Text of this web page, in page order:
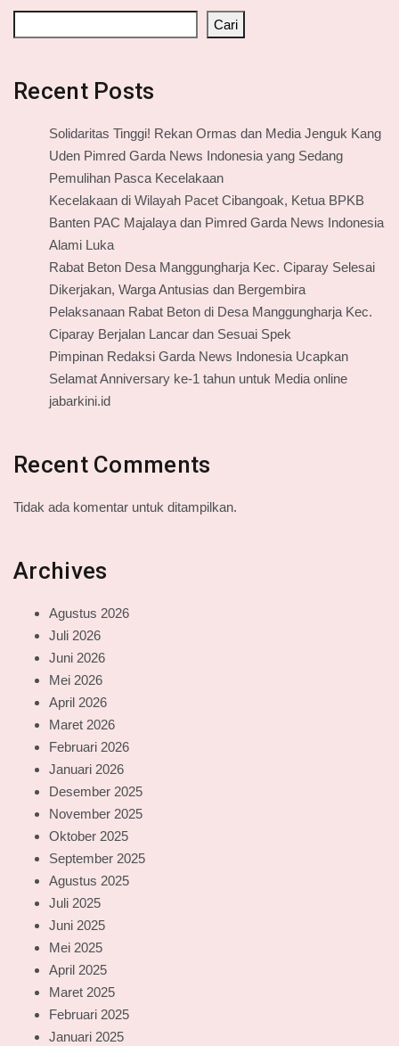
Cari
Recent Posts
Solidaritas Tinggi! Rekan Ormas dan Media Jenguk Kang
Uden Pimred Garda News Indonesia yang Sedang
Pemulihan Pasca Kecelakaan
Kecelakaan di Wilayah Pacet Cibangoak, Ketua BPKB
Banten PAC Majalaya dan Pimred Garda News Indonesia
Alami Luka
Rabat Beton Desa Manggungharja Kec. Ciparay Selesai
Dikerjakan, Warga Antusias dan Bergembira
Pelaksanaan Rabat Beton di Desa Manggungharja Kec.
Ciparay Berjalan Lancar dan Sesuai Spek
Pimpinan Redaksi Garda News Indonesia Ucapkan
Selamat Anniversary ke-1 tahun untuk Media online
jabarkini.id
Recent Comments
Tidak ada komentar untuk ditampilkan.
Archives
Agustus 2026
Juli 2026
Juni 2026
Mei 2026
April 2026
Maret 2026
Februari 2026
Januari 2026
Desember 2025
November 2025
Oktober 2025
September 2025
Agustus 2025
Juli 2025
Juni 2025
Mei 2025
April 2025
Maret 2025
Februari 2025
Januari 2025